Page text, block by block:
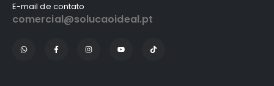
E-mail de contato
comercial@solucaoideal.pt